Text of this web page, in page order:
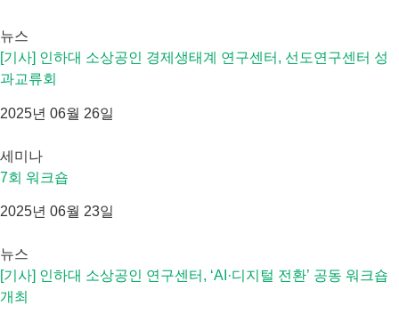
뉴스
[기사] 인하대 소상공인 경제생태계 연구센터, 선도연구센터 성
과교류회
2025년 06월 26일
세미나
7회 워크숍
2025년 06월 23일
뉴스
[기사] 인하대 소상공인 연구센터, ‘AI·디지털 전환’ 공동 워크숍
개최